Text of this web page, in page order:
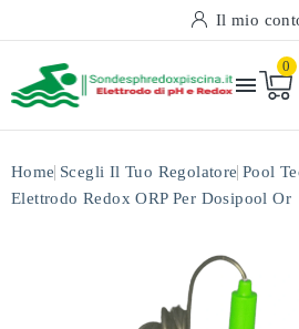
Il mio

0
Home Scegli Il Tuo Regolatore Pool
Elettrodo Redox ORP Per Dosipool Or